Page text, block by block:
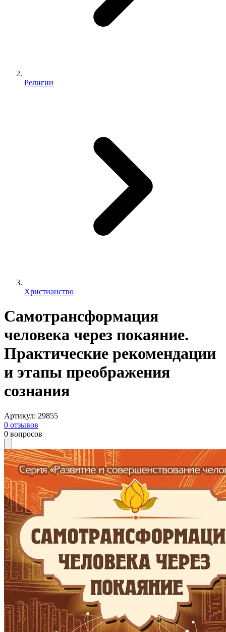
Религии
Христианство
Самотрансформация
человека через покаяние.
Практические рекомендации
и этапы преображения
сознания
Артикул: 29855
0 отзывов
0 вопросов